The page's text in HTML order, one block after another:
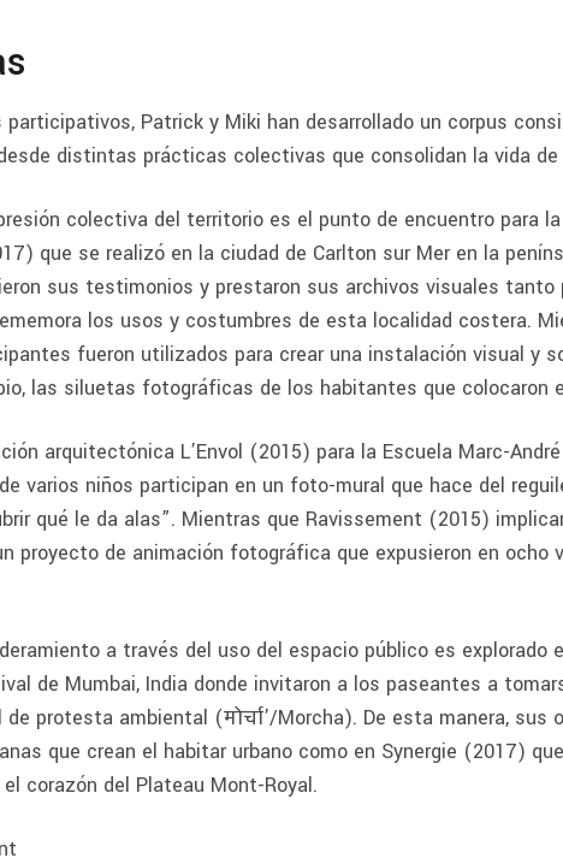
Patrick y Miki han desarrollado un corpus
distintas prácticas colectivas que consolidan la vida de
colectiva del territorio es el punto de encuentro para
que se realizó en la ciudad de Carlton sur Mer en la
sus testimonios y prestaron sus archivos visuales
los usos y costumbres de esta localidad costera.
fueron utilizados para crear una instalación visual y
las siluetas fotográficas de los habitantes que colocaron
arquitectónica L’Envol (2015) para la Escuela Marc-
varios niños participan en un foto-mural que hace del
qué le da alas”. Mientras que Ravissement (2015)
proyecto de animación fotográfica que expusieron en
a través del uso del espacio público es
de Mumbai, India donde invitaron a los paseantes a
protesta ambiental (मोर्चा’/Morcha). De esta manera,
que crean el habitar urbano como en Synergie (2017)
corazón del Plateau Mont-Royal.